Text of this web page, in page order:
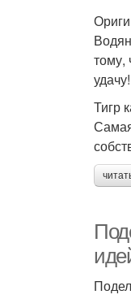
тому,
удачу!
Тигр